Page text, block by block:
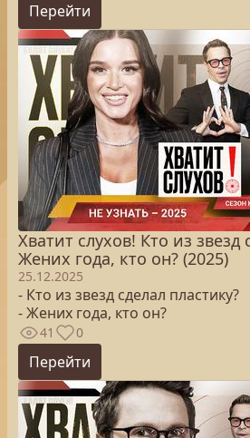
Перейти
Хватит слухов! Кто из звезд
Жених года, кто он? (2025)
25.12.2025
- Кто из звезд сделал пластику?
- Жених года, кто он?
41 0
Перейти